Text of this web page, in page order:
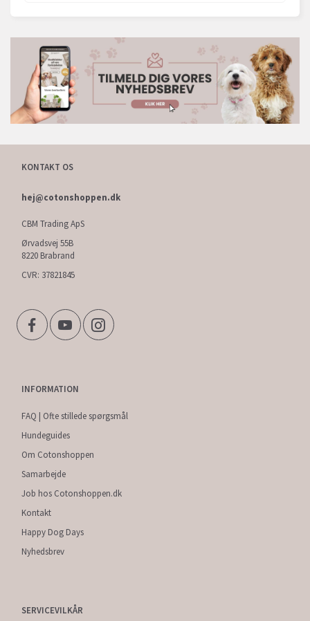
KONTAKT OS
hej@cotonshoppen.dk
CBM Trading ApS
Ørvadsvej 55B
8220 Brabrand
CVR: 37821845
INFORMATION
FAQ | Ofte stillede spørgsmål
Hundeguides
Om Cotonshoppen
Samarbejde
Job hos Cotonshoppen.dk
Kontakt
Happy Dog Days
Nyhedsbrev
SERVICEVILKÅR